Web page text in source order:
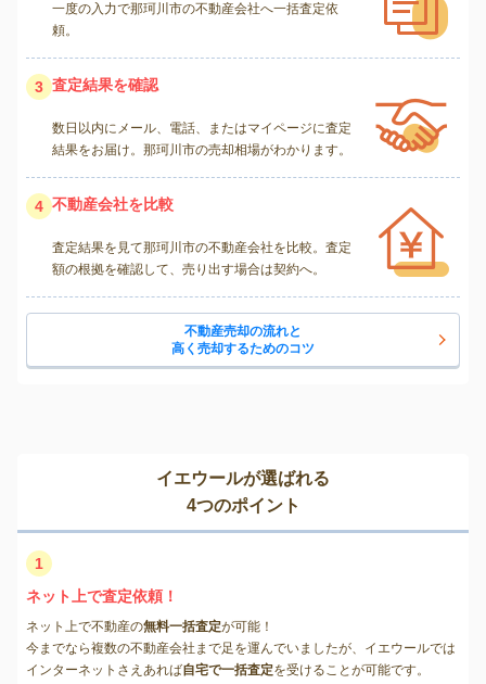
一度の入力で那珂川市の不動産会社へ一括査定依
頼。
3 査定結果を確認
数日以内にメール、電話、またはマイページに査定
結果をお届け。那珂川市の売却相場がわかります。
4 不動産会社を比較
査定結果を見て那珂川市の不動産会社を比較。査定
額の根拠を確認して、売り出す場合は契約へ。
不動産売却の流れと
高く売却するためのコツ
イエウールが選ばれる
4つのポイント
1
ネット上で査定依頼！
ネット上で不動産の無料一括査定が可能！
今までなら複数の不動産会社まで足を運んでいましたが、イエウールでは
インターネットさえあれば自宅で一括査定を受けることが可能です。